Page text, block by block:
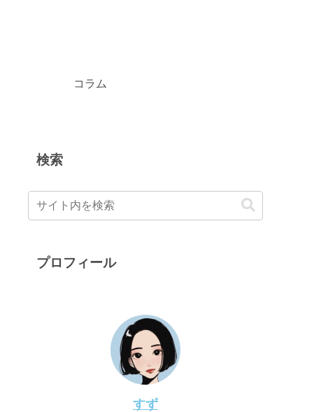
コラム
検索
プロフィール
すず